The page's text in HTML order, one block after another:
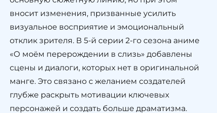
вносит изменения, призванные усилить
визуальное восприятие и эмоциональный
отклик зрителя. В 5-й серии 2-го сезона аниме
«О моём перерождении в слизь» добавлены
сцены и диалоги, которых нет в оригинальной
манге. Это связано с желанием создателей
глубже раскрыть мотивации ключевых
персонажей и создать больше драматизма.